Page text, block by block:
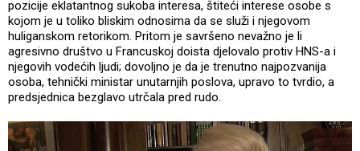
pozicije eklatantnog sukoba interesa, štiteći interese osobe s
kojom je u toliko bliskim odnosima da se služi i njegovom
huliganskom retorikom. Pritom je savršeno nevažno je li
agresivno društvo u Francuskoj doista djelovalo protiv HNS-a i
njegovih vodećih ljudi; dovoljno je da je trenutno najpozvanija
osoba, tehnički ministar unutarnjih poslova, upravo to tvrdio, a
predsjednica bezglavo utrčala pred rudo.